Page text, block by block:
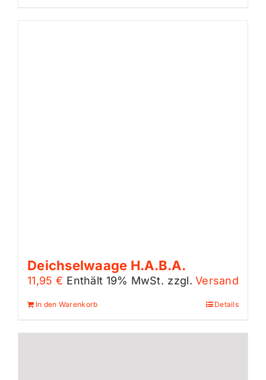
Deichselwaage H.A.B.A.
11,95 € Enthält 19% MwSt. zzgl.Versand
In den Warenkorb Details